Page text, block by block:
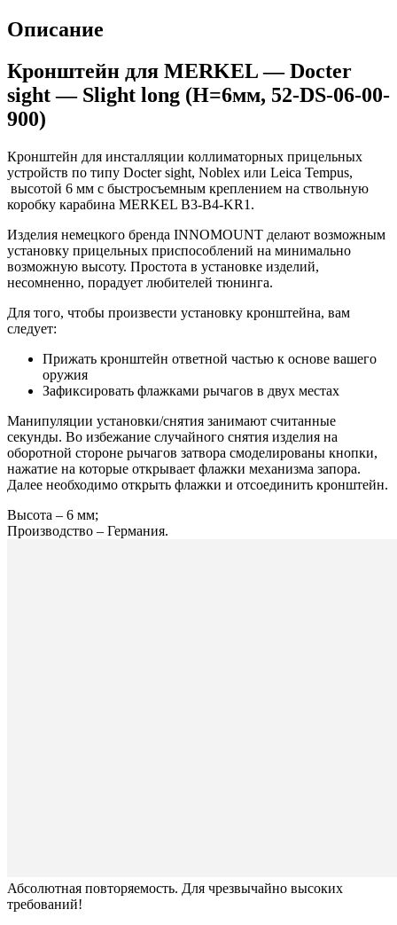
Описание
Кронштейн для MERKEL — Docter
sight — Slight long (H=6мм, 52-DS-06-00-
900)
Кронштейн для инсталляции коллиматорных прицельных
устройств по типу Docter sight, Noblex или Leica Tempus,
высотой 6 мм с быстросъемным креплением на ствольную
коробку карабина MERKEL B3-B4-KR1.
Изделия немецкого бренда INNOMOUNT делают возможным
установку прицельных приспособлений на минимально
возможную высоту. Простота в установке изделий,
несомненно, порадует любителей тюнинга.
Для того, чтобы произвести установку кронштейна, вам
следует:
Прижать кронштейн ответной частью к основе вашего
оружия
Зафиксировать флажками рычагов в двух местах
Манипуляции установки/снятия занимают считанные
секунды. Во избежание случайного снятия изделия на
оборотной стороне рычагов затвора смоделированы кнопки,
нажатие на которые открывает флажки механизма запора.
Далее необходимо открыть флажки и отсоединить кронштейн.
Высота – 6 мм;
Производство – Германия.
Абсолютная повторяемость. Для чрезвычайно высоких
требований!